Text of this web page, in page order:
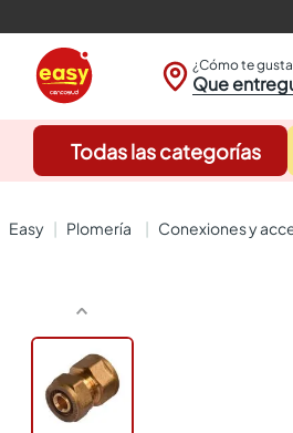
¿Cómo te
Que
Todas las categorías
plomería conexiones y